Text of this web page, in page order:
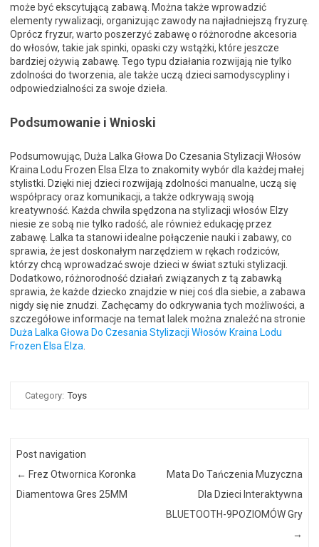
może być ekscytującą zabawą. Można także wprowadzić
elementy rywalizacji, organizując zawody na najładniejszą fryzurę.
Oprócz fryzur, warto poszerzyć zabawę o różnorodne akcesoria
do włosów, takie jak spinki, opaski czy wstążki, które jeszcze
bardziej ożywią zabawę. Tego typu działania rozwijają nie tylko
zdolności do tworzenia, ale także uczą dzieci samodyscypliny i
odpowiedzialności za swoje dzieła.
Podsumowanie i Wnioski
Podsumowując, Duża Lalka Głowa Do Czesania Stylizacji Włosów
Kraina Lodu Frozen Elsa Elza to znakomity wybór dla każdej małej
stylistki. Dzięki niej dzieci rozwijają zdolności manualne, uczą się
współpracy oraz komunikacji, a także odkrywają swoją
kreatywność. Każda chwila spędzona na stylizacji włosów Elzy
niesie ze sobą nie tylko radość, ale również edukację przez
zabawę. Lalka ta stanowi idealne połączenie nauki i zabawy, co
sprawia, że jest doskonałym narzędziem w rękach rodziców,
którzy chcą wprowadzać swoje dzieci w świat sztuki stylizacji.
Dodatkowo, różnorodność działań związanych z tą zabawką
sprawia, że każde dziecko znajdzie w niej coś dla siebie, a zabawa
nigdy się nie znudzi. Zachęcamy do odkrywania tych możliwości, a
szczegółowe informacje na temat lalek można znaleźć na stronie
Duża Lalka Głowa Do Czesania Stylizacji Włosów Kraina Lodu
Frozen Elsa Elza
Category: Toys
Post navigation
← Frez Otwornica Koronka
Diamentowa Gres 25MM
Mata Do Tańczenia Muzyczna
Dla Dzieci Interaktywna
BLUETOOTH-9POZIOMÓW Gry
→